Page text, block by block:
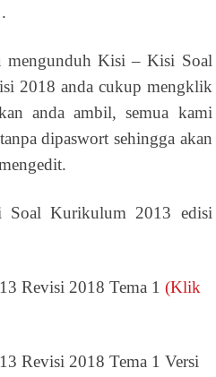
mengunduh Kisi – Kisi Soal
2018 anda cukup mengklik
anda ambil, semua kami
dipaswort sehingga akan
Kurikulum 2013 edisi
Revisi 2018 Tema 1(Klik
Revisi 2018 Tema 1 Versi